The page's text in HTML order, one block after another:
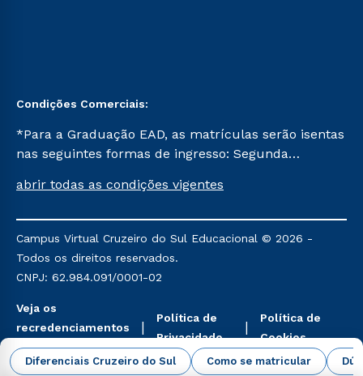
Diferenciais Cruzeiro do Sul Como se matricular
Condições Comerciais:
*Para a Graduação EAD, as matrículas serão isentas
nas seguintes formas de ingresso: Segunda
Já para as demais, a taxa de matrícula será de R$
mencionadas são referentes aos cursos: Ensino
Religioso, Geografia para a Docência e Metodologia
do Ensino de História: Questões Atuais.
abrir todas as condições vigentes
Campus Virtual Cruzeiro do Sul Educacional © 2026 -
Todos os direitos reservados.
CNPJ: 62.984.091/0001-02
Veja os
recredenciamentos
aqui
Política de
Privacidade
Política de
Cookies